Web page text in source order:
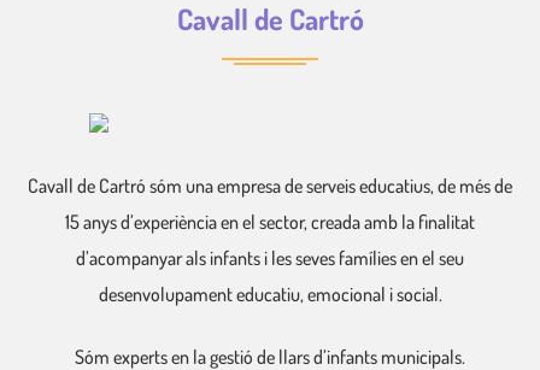
Cavall de Cartró
Cavall de Cartró sóm una empresa de serveis educatius, de més de
15 anys d’experiència en el sector, creada amb la finalitat
d’acompanyar als infants i les seves famílies en el seu
desenvolupament educatiu, emocional i social.
Sóm experts en la gestió de llars d’infants municipals.